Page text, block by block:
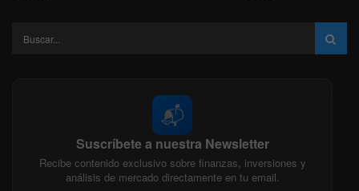
📬
Suscríbete a nuestra Newsletter
Recibe contenido exclusivo sobre finanzas, inversiones y
análisis de mercado directamente en tu email.